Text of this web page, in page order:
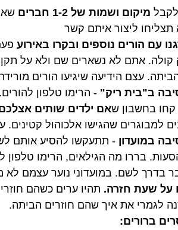
מיקום ושמות של 1-2 חברים
ליצור איתם קשר
עם הורים נוספים ובקרו באירוע
קולה. אתם לא נשארים שם ולא על
הביתה. עצם הידיעה שיגיעו הורים
ב"בית ריק" - הרימו טלפון
בחשבון שאם ילדים שותים
למבוגרים שהגישו אלכוהול
במועדון - תתעקשו להסיע אותם
בררו מה הגילאים, הרימו טלפון
בדרך לשם. במועדוני נוער עצמם לא
על שעת חזרה. תהיו ערים כשהם
לגמרי את איך שהם חוזרים הביתה.
ברורים: